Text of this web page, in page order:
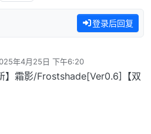
登录后回复
年4月25日 下午6:20
编辑
】霜影/Frostshade[Ver0.6]【双